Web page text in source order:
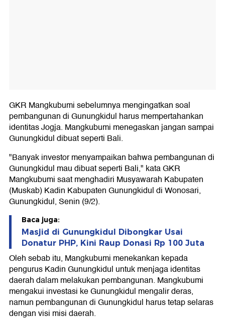
GKR Mangkubumi sebelumnya mengingatkan soal
pembangunan di Gunungkidul harus mempertahankan
identitas Jogja. Mangkubumi menegaskan jangan sampai
Gunungkidul dibuat seperti Bali.
"Banyak investor menyampaikan bahwa pembangunan di
Gunungkidul mau dibuat seperti Bali," kata GKR
Mangkubumi saat menghadiri Musyawarah Kabupaten
(Muskab) Kadin Kabupaten Gunungkidul di Wonosari,
Gunungkidul, Senin (9/2).
Baca juga:
Masjid di Gunungkidul Dibongkar Usai
Donatur PHP, Kini Raup Donasi Rp 100 Juta
Oleh sebab itu, Mangkubumi menekankan kepada
pengurus Kadin Gunungkidul untuk menjaga identitas
daerah dalam melakukan pembangunan. Mangkubumi
mengakui investasi ke Gunungkidul mengalir deras,
namun pembangunan di Gunungkidul harus tetap selaras
dengan visi misi daerah.